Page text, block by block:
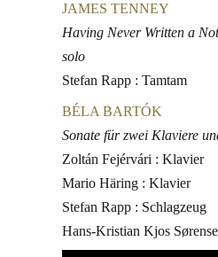
JAMES TENNEY
Having Never Written a
solo
Stefan Rapp : Tamtam
BÉLA BARTÓK
Sonate für zwei Klaviere
Zoltán Fejérvári : Klavier
Mario Häring : Klavier
Stefan Rapp : Schlagzeug
Hans-Kristian Kjos